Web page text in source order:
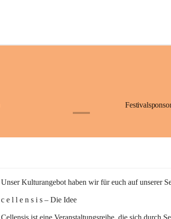
Unser Kulturangebot haben wir für euch auf unserer
c e l l e n s i s – Die Idee
Cellensis ist eine Veranstaltungsreihe, die sich durch